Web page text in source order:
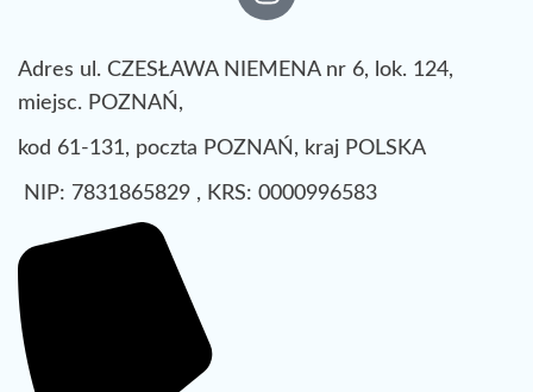
Adres ul. CZESŁAWA NIEMENA nr 6, lok. 124,
miejsc. POZNAŃ,
kod 61-131, poczta POZNAŃ, kraj POLSKA
NIP: 7831865829 , KRS: 0000996583